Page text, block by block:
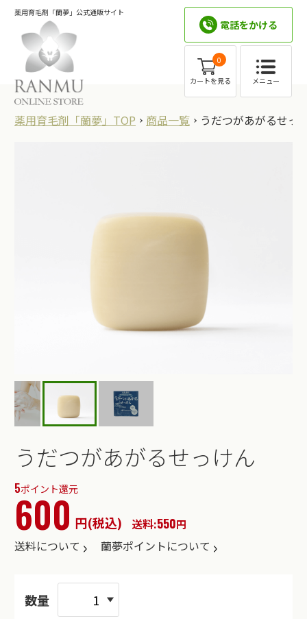
薬用育毛剤「蘭夢」公式通販サイト
電話をかける
0
カートを見る メニュー
薬用育毛剤「蘭夢」TOP 商品一覧 うだつがあがるせっ
うだつがあがるせっけん
5ポイント還元
600 円(税込) 送料:550円
送料について 蘭夢ポイントについて
数量